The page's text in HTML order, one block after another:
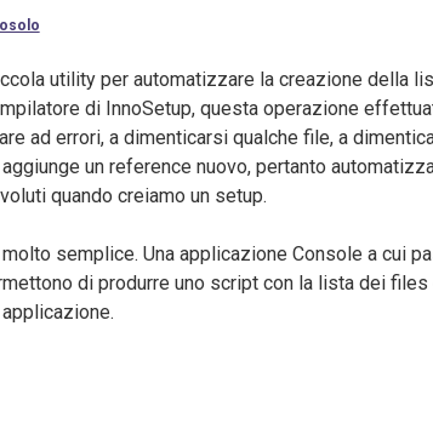
utility per automatizzare la creazione della
di InnoSetup, questa operazione
ad errori, a dimenticarsi qualche file, a
un reference nuovo, pertanto
quando creiamo un setup.
semplice. Una applicazione Console a cui
di produrre uno script con la lista dei files